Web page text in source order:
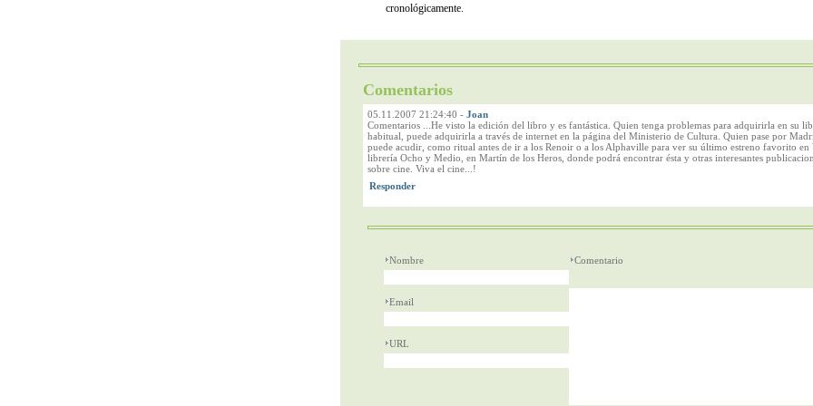
cronológicamente.
Comentarios
05.11.2007 21:24:40 - Joan
Comentarios ...He visto la edición del libro y es fantástica. Quien tenga problemas para adquirirla en su
habitual, puede adquirirla a través de internet en la página del Ministerio de Cultura. Quien pase por
puede acudir, como ritual antes de ir a los Renoir o a los Alphaville para ver su último estreno favorito en
librería Ocho y Medio, en Martín de los Heros, donde podrá encontrar ésta y otras interesantes
sobre cine. Viva el cine...!
Nombre
Email
URL
Comentario